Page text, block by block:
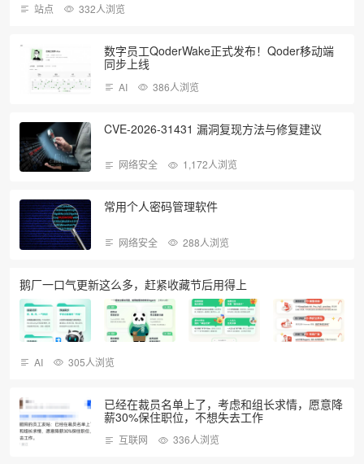
站点 332人浏览
数字员工QoderWake正式发布！Qoder移动端
同步上线
AI 386人浏览
CVE-2026-31431 漏洞复现方法与修复建议
网络安全 1,172人浏览
常用个人密码管理软件
网络安全 288人浏览
鹅厂一口气更新这么多，赶紧收藏节后用得上
AI 305人浏览
已经在裁员名单上了，考虑和组长求情，愿意降
薪30%保住职位，不想失去工作
互联网 336人浏览